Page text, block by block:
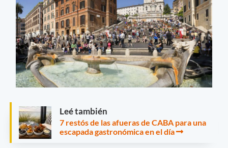
Leé también
7 restós de las afueras de CABA para una
escapada gastronómica en el día